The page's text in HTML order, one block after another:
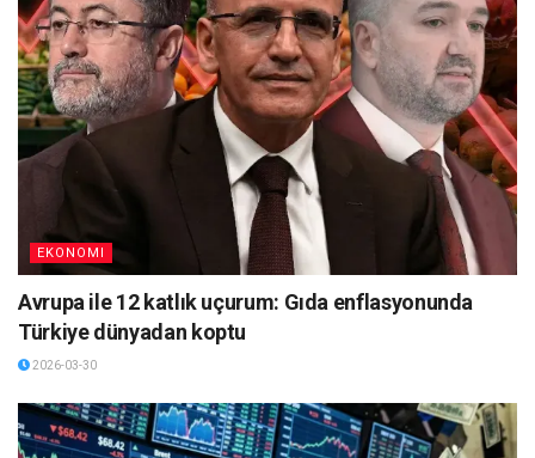
EKONOMI
Avrupa ile 12 katlık uçurum: Gıda enflasyonunda
Türkiye dünyadan koptu
2026-03-30